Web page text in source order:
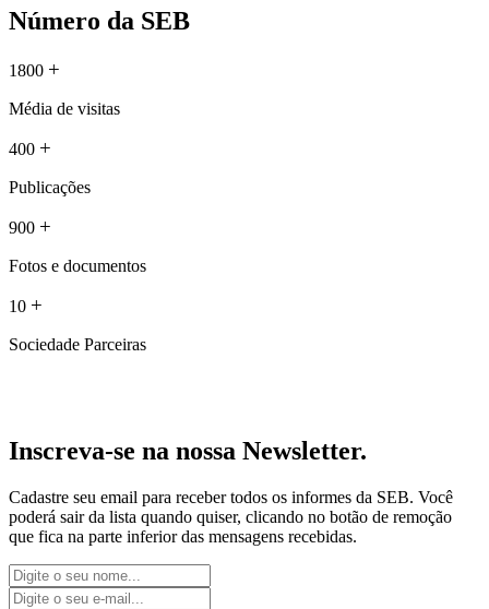
Número da SEB
1800 +
Média de visitas
400 +
Publicações
900 +
Fotos e documentos
10 +
Sociedade Parceiras
Inscreva-se na nossa Newsletter.
Cadastre seu email para receber todos os informes da SEB. Você
poderá sair da lista quando quiser, clicando no botão de remoção
que fica na parte inferior das mensagens recebidas.